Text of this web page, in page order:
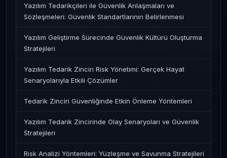
Yazılım Tedarikçileri ile Güvenlik Anlaşmaları ve
Sözleşmeleri: Güvenlik Standartlarının Belirlenmesi
Yazılım Geliştirme Sürecinde Güvenlik Kültürü Oluşturma
Stratejileri
Yazılım Tedarik Zinciri Risk Yönetimi: Gerçek Hayat
Senaryolarıyla Etkili Çözümler
Tedarik Zinciri Güvenliğinde Etkin Önleme Yöntemleri
Yazılım Tedarik Zincirinde Olay Senaryoları ve Güvenlik
Stratejileri
Risk Analizi Yöntemleri: Yüzleşme ve Savunma Stratejileri